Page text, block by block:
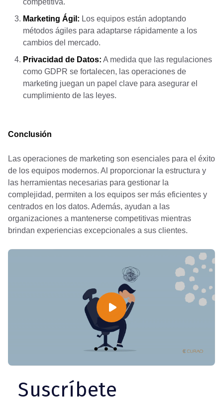
Marketing Ágil: Los equipos están adoptando
métodos ágiles para adaptarse rápidamente a los
cambios del mercado.
Privacidad de Datos: A medida que las regulaciones
como GDPR se fortalecen, las operaciones de
marketing juegan un papel clave para asegurar el
cumplimiento de las leyes.
Conclusión
Las operaciones de marketing son esenciales para el éxito
de los equipos modernos. Al proporcionar la estructura y
las herramientas necesarias para gestionar la
complejidad, permiten a los equipos ser más eficientes y
centrados en los datos. Además, ayudan a las
organizaciones a mantenerse competitivas mientras
brindan experiencias excepcionales a sus clientes.
Suscríbete